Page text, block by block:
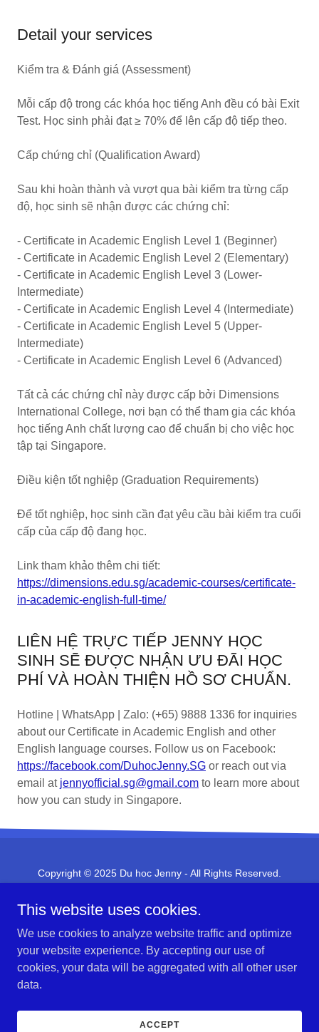
Detail your services
Kiểm tra & Đánh giá (Assessment)
Mỗi cấp độ trong các khóa học tiếng Anh đều có bài Exit
Test. Học sinh phải đạt ≥ 70% để lên cấp độ tiếp theo.
Cấp chứng chỉ (Qualification Award)
Sau khi hoàn thành và vượt qua bài kiểm tra từng cấp
độ, học sinh sẽ nhận được các chứng chỉ:
- Certificate in Academic English Level 1 (Beginner)
- Certificate in Academic English Level 2 (Elementary)
- Certificate in Academic English Level 3 (Lower-
Intermediate)
- Certificate in Academic English Level 4 (Intermediate)
- Certificate in Academic English Level 5 (Upper-
Intermediate)
- Certificate in Academic English Level 6 (Advanced)
Tất cả các chứng chỉ này được cấp bởi Dimensions
International College, nơi bạn có thể tham gia các khóa
học tiếng Anh chất lượng cao để chuẩn bị cho việc học
tập tại Singapore.
Điều kiện tốt nghiệp (Graduation Requirements)
Để tốt nghiệp, học sinh cần đạt yêu cầu bài kiểm tra cuối
cấp của cấp độ đang học.
Link tham khảo thêm chi tiết:
https://dimensions.edu.sg/academic-courses/certificate-
in-academic-english-full-time/
LIÊN HỆ TRỰC TIẾP JENNY HỌC
SINH SẼ ĐƯỢC NHẬN ƯU ĐÃI HỌC
PHÍ VÀ HOÀN THIỆN HỒ SƠ CHUẨN.
Hotline | WhatsApp | Zalo: (+65) 9888 1336 for inquiries
about our Certificate in Academic English and other
English language courses. Follow us on Facebook:
https://facebook.com/DuhocJenny.SG or reach out via
email at jennyofficial.sg@gmail.com to learn more about
how you can study in Singapore.
Copyright © 2025 Du hoc Jenny - All Rights Reserved.
Powered by
TIN TUC - SU KIEN
This website uses cookies.
We use cookies to analyze website traffic and optimize
your website experience. By accepting our use of
cookies, your data will be aggregated with all other user
data.
ACCEPT